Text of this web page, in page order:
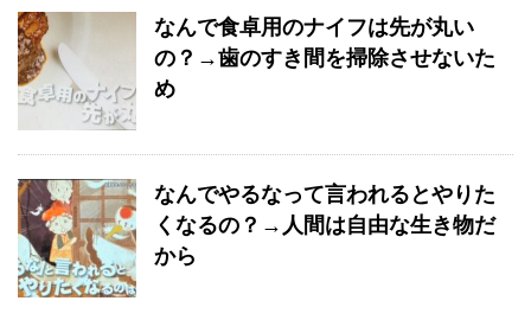
なんで食卓用のナイフは先が丸い
の？→歯のすき間を掃除させないた
め
なんでやるなって言われるとやりた
くなるの？→人間は自由な生き物だ
から